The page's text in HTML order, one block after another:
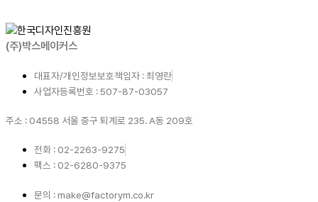
(주)박스메이커스
대표자/개인정보보호책임자 : 최영란
사업자등록번호 : 507-87-03057
주소 : 04558 서울 중구 퇴계로 235. A동 209호
전화 : 02-2263-9275
팩스 : 02-6280-9375
문의 : make@factorym.co.kr